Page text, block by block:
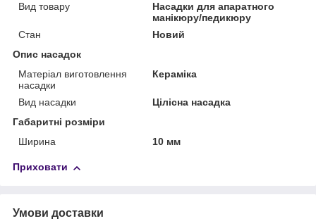
Вид товару
Насадки для апаратного
манікюру/педикюру
Стан
Новий
Опис насадок
Матеріал виготовлення
насадки
Кераміка
Вид насадки
Цілісна насадка
Габаритні розміри
Ширина
10 мм
Приховати
Умови доставки